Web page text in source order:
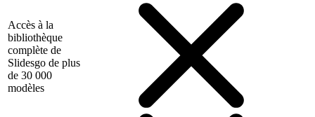
Accès à la
bibliothèque
complète de
Slidesgo de plus
de 30 000
modèles